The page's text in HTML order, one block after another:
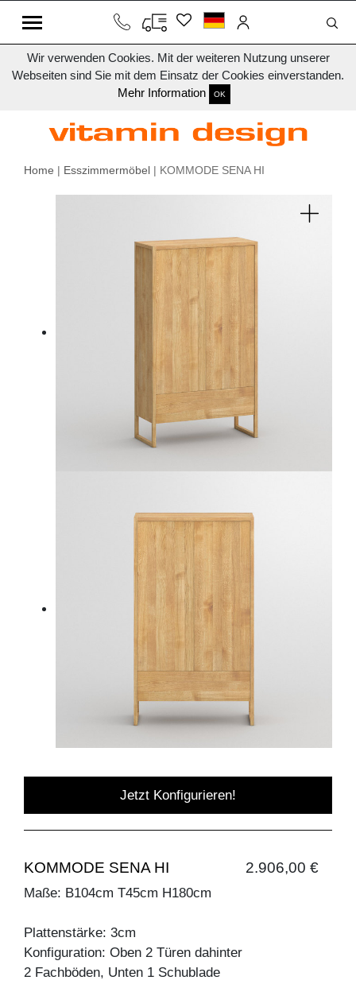
Wir verwenden Cookies. Mit der weiteren Nutzung unserer
Webseiten sind Sie mit dem Einsatz der Cookies einverstanden.
Mehr Information
OK
Home | Esszimmermöbel | KOMMODE SENA HI
Jetzt Konfigurieren!
KOMMODE SENA HI 2.906,00 €
Maße: B104cm T45cm H180cm
Plattenstärke: 3cm
Konfiguration: Oben 2 Türen dahinter
2 Fachböden, Unten 1 Schublade